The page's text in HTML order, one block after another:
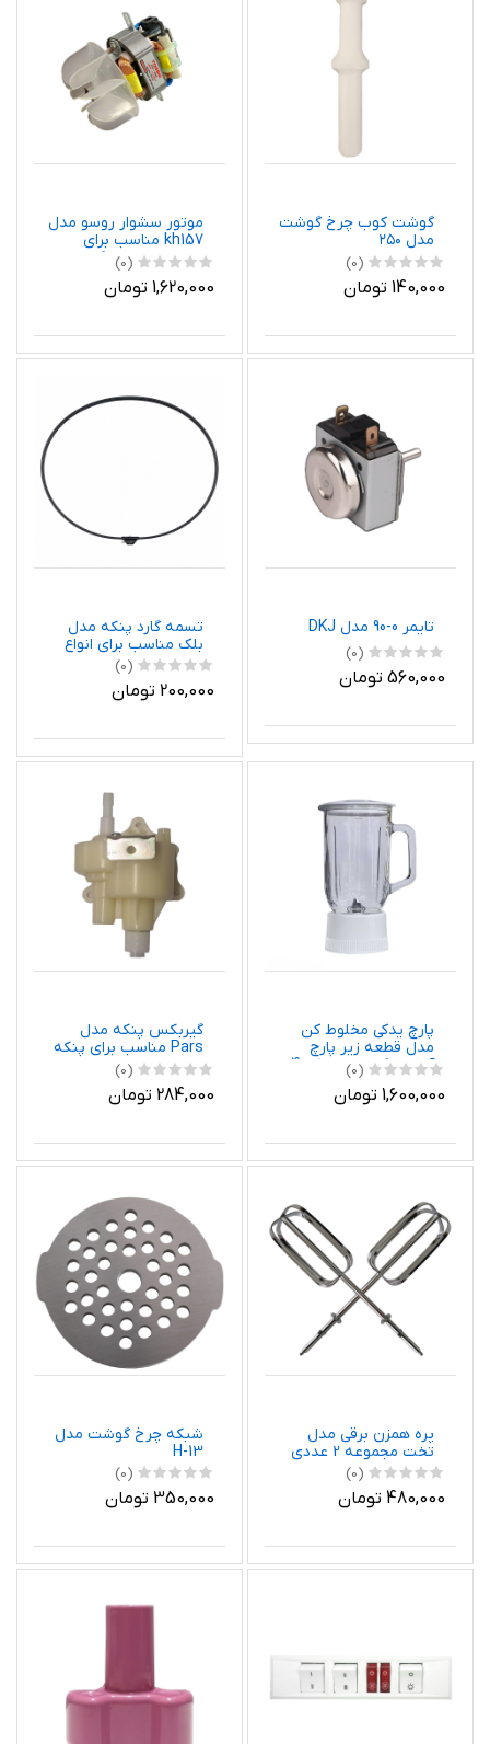
گوشت کوب چرخ گوشت
مدل ۲۵۰
(0)
140,000 تومان
موتور سشوار روسو مدل
kh157 مناسب برای
سشوار های خانگی
(0)
1,620,000 تومان
تایمر 0-90 مدل DKJ
(0)
560,000 تومان
تسمه گارد پنکه مدل
بلک مناسب برای انواع
پنکه
(0)
200,000 تومان
پارچ یدکی مخلوط کن
مدل قطعه زیر پارچ
آبمیوه گیری مدل کد 004
به همراه شیشه بلندر
مناسب برای مخلوط کن
(0)
1,600,000 تومان
گیربکس پنکه مدل
Pars مناسب برای پنکه
پارس خزر (0)
284,000 تومان
پره همزن برقی مدل
تخت مجموعه 2 عددی
(0)
480,000 تومان
شبكه چرخ گوشت مدل
H-13
(0)
350,000 تومان